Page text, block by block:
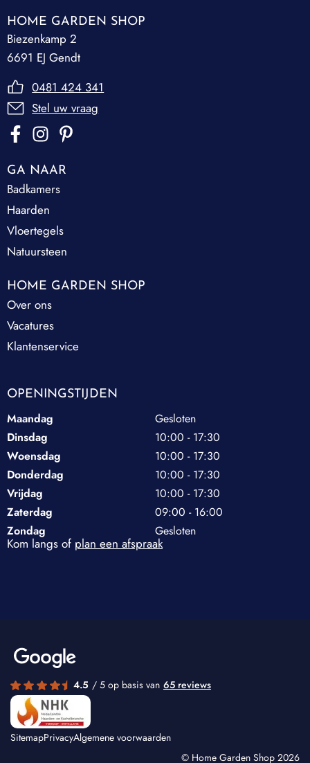
HOME GARDEN SHOP
Biezenkamp 2
6691 EJ Gendt
0481 424 341
Stel uw vraag
GA NAAR
Badkamers
Haarden
Vloertegels
Natuursteen
HOME GARDEN SHOP
Over ons
Vacatures
Klantenservice
OPENINGSTIJDEN
Maandag
Gesloten
Dinsdag
10:00 - 17:30
Woensdag
10:00 - 17:30
Donderdag
10:00 - 17:30
Vrijdag
10:00 - 17:30
Zaterdag
09:00 - 16:00
Zondag
Gesloten
Kom langs of plan een afspraak
4.5 / 5 op basis van 65 reviews
SitemapPrivacyAlgemene voorwaarden
© Home Garden Shop 2026